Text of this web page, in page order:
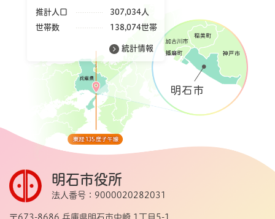
推計人口
307,034人
世帯数
138,074世帯
統計情報
明石市役所
法人番号：9000020282031
〒673-8686 兵庫県明石市中崎 1丁目5-1